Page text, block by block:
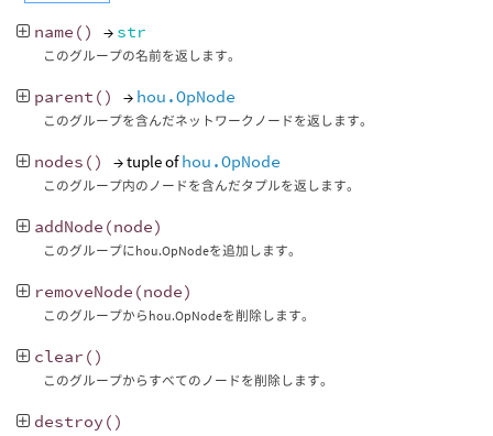
name () → str
このグループの名前を返します。
parent () → hou.OpNode
このグループを含んだネットワークノードを返します。
nodes () → tuple ofhou.OpNode
このグループ内のノードを含んだタプルを返します。
addNode (node)
このグループにhou.OpNodeを追加します。
removeNode (node)
このグループからhou.OpNodeを削除します。
clear ()
このグループからすべてのノードを削除します。
destroy ()